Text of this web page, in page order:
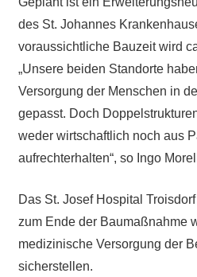
des St. Johannes
voraussichtliche Bauzeit wird
„Unsere beiden Standorte
Versorgung der Menschen in
gepasst. Doch
weder wirtschaftlich noch aus
aufrechterhalten“, so Ingo
Das St. Josef Hospital
zum Ende der Baumaßnahme
medizinische Versorgung der
sicherstellen.